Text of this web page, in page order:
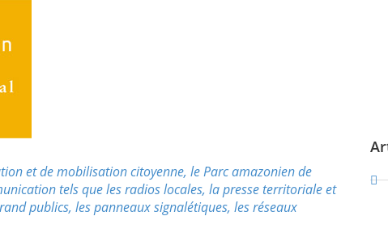
et de mobilisation citoyenne, le Parc amazonien de
tels que les radios locales, la presse territoriale et
publics, les panneaux signalétiques, les réseaux